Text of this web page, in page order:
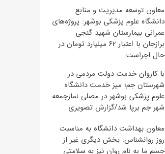
معاون توسعه مدیریت و منابع
دانشگاه علوم پزشکی بوشهر: پروژه‌های
عمرانی بیمارستان شهید گنجی
برازجان با اعتبار ۶۲ میلیارد تومان در
حال اجراست
با کاروان خدمت دولت مردمی در
شهرستان جم؛ میز خدمت دانشگاه
علوم پزشکی بوشهر در مصلی نمازجمعه
شهر جم برپا شد/گزارش تصویری
معاون بهداشت دانشگاه به مناسبت
روز روانشناس: بخش دیگری غیر از
جسم ما به نام روان نیز به سلامتی